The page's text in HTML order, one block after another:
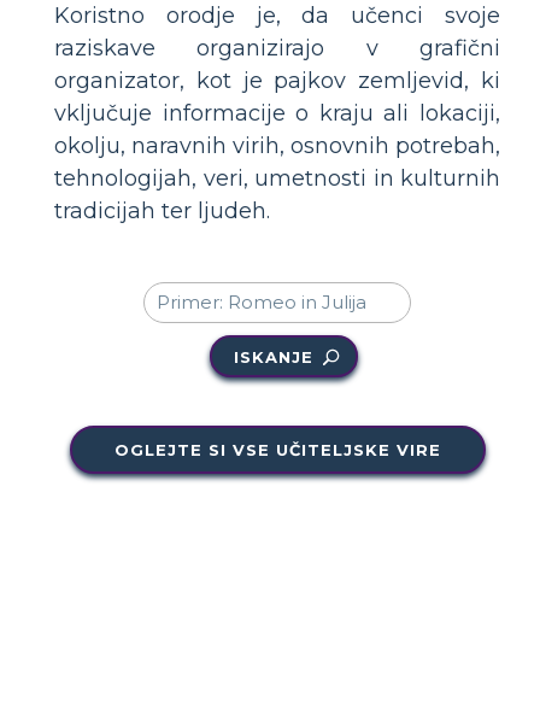
Koristno orodje je, da učenci svoje
raziskave organizirajo v grafični
organizator, kot je pajkov zemljevid, ki
vključuje informacije o kraju ali lokaciji,
okolju, naravnih virih, osnovnih potrebah,
tehnologijah, veri, umetnosti in kulturnih
tradicijah ter ljudeh.
ISKANJE
OGLEJTE SI VSE UČITELJSKE VIRE